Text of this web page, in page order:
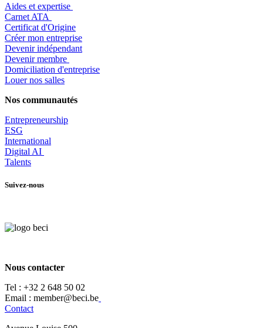
Aides et expertise
​Carnet ATA
Certificat d'Origine
Créer mon entreprise
Devenir indépendant
Devenir membre
​Domiciliation d'entreprise
Louer nos salles
Nos communautés
Entrepreneurship
ESG
International
Digital AI
Talents
Suivez-nous
Nous contacter
Tel : +32 2 648 50 02​
​​Email : member@beci.be
Contact